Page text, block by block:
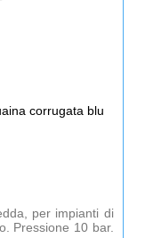
corrugata blu
per impianti di
Pressione 10 bar.